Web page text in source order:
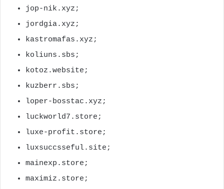
jop-nik.xyz;
jordgia.xyz;
kastromafas.xyz;
koliuns.sbs;
kotoz.website;
kuzberr.sbs;
loper-bosstac.xyz;
luckworld7.store;
luxe-profit.store;
luxsuccsseful.site;
mainexp.store;
maximiz.store;